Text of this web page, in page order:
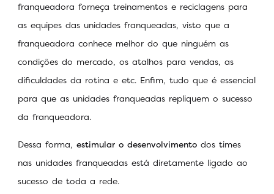
franqueadora forneça treinamentos e reciclagens para
as equipes das unidades franqueadas, visto que a
franqueadora conhece melhor do que ninguém as
condições do mercado, os atalhos para vendas, as
dificuldades da rotina e etc. Enfim, tudo que é essencial
para que as unidades franqueadas repliquem o sucesso
da franqueadora.
Dessa forma, estimular o desenvolvimento dos times
nas unidades franqueadas está diretamente ligado ao
sucesso de toda a rede.